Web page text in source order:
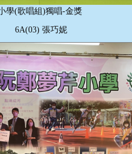
學(歌唱組)獨唱-金獎
6A(03) 張巧妮